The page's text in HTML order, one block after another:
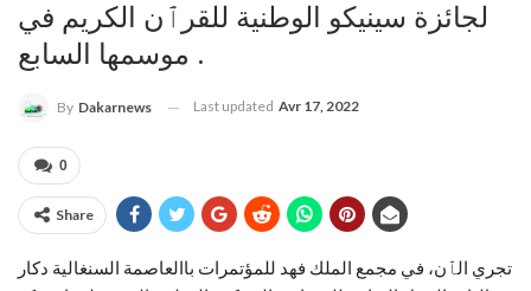
لجائزة سينيكو الوطنية للقرٱن الكريم في
موسمها السابع .
By Dakarnews Last updated Avr 17, 2022
0
Share
تجري الٱن، في مجمع الملك فهد للمؤتمرات باالعاصمة السنغالية دكار